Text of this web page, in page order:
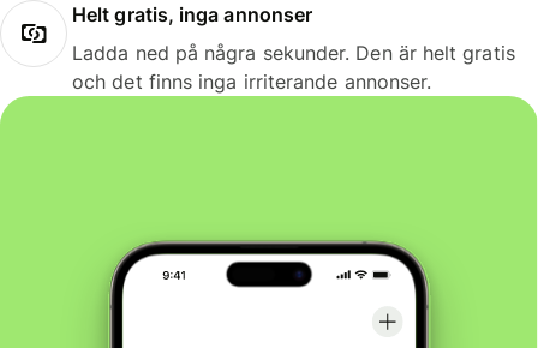
Helt gratis, inga annonser
Ladda ned på några sekunder. Den är helt gratis
och det finns inga irriterande annonser.